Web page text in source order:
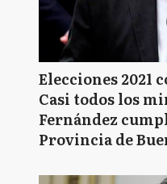
Elecciones 2021
Casi todos los
Fernández
Provincia de